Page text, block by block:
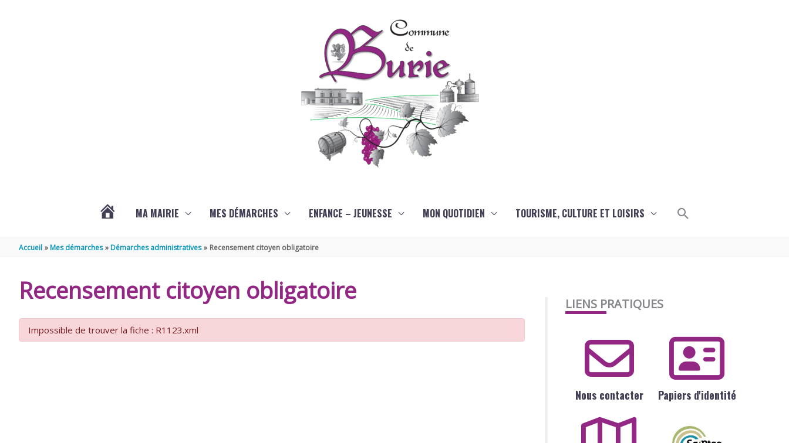
MA MAIRIE MES DÉMARCHES ENFANCE – JEUNESSE MON QUOTIDIEN TOURISME, CULTURE ET LOISIRS Rechercher
Accueil Mes démarches Démarches administratives Recensement citoyen obligatoire
Recensement citoyen obligatoire
Impossible de trouver la fiche : R1123.xml
LIENS PRATIQUES
Nous contacter Papiers d'identité